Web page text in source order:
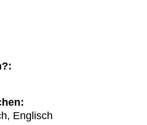
Englisch